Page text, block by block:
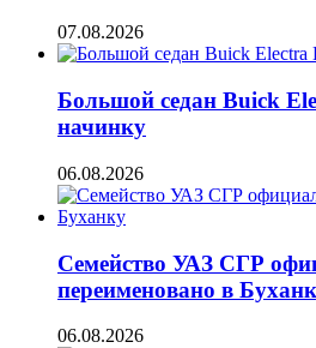
07.08.2026
Большой седан Buick
начинку
06.08.2026
Семейство УАЗ СГР
переименовано в
06.08.2026